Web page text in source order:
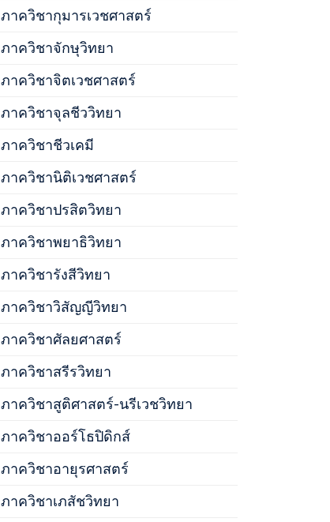
ภาควิชากุมารเวชศาสตร์
ภาควิชาจักษุวิทยา
ภาควิชาจิตเวชศาสตร์
ภาควิชาจุลชีววิทยา
ภาควิชาชีวเคมี
ภาควิชานิติเวชศาสตร์
ภาควิชาปรสิตวิทยา
ภาควิชาพยาธิวิทยา
ภาควิชารังสีวิทยา
ภาควิชาวิสัญญีวิทยา
ภาควิชาศัลยศาสตร์
ภาควิชาสรีรวิทยา
ภาควิชาสูติศาสตร์-นรีเวชวิทยา
ภาควิชาออร์โธปิดิกส์
ภาควิชาอายุรศาสตร์
ภาควิชาเภสัชวิทยา